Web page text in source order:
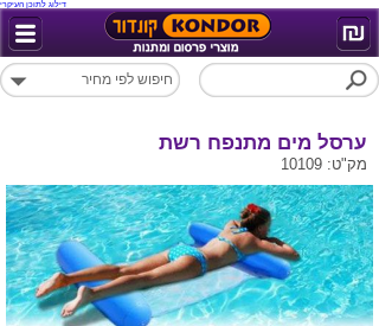
דילוג לתוכן העיקרי
ערסל מים מתנפח רשת
מק"ט: 10109